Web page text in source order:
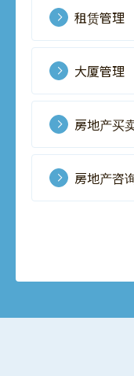
租赁管理
大厦管理
房地产买
房地产咨